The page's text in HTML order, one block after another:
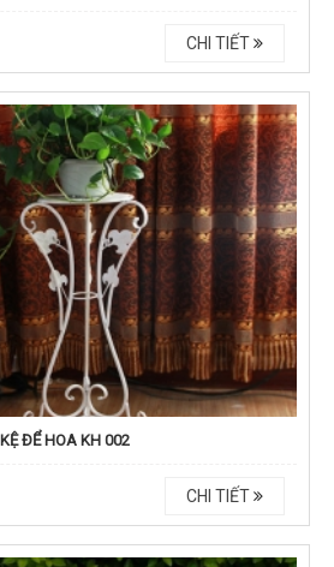
CHI TIẾT
KỆ ĐỂ HOA KH 002
CHI TIẾT